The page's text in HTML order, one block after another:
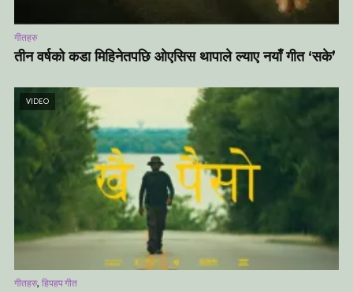
गीतहरु
तीन वर्षको कडा मिहिनेतपछि ओएसिस थापाले ल्याए नयाँ गीत ‘सके’
VIDEO
गीतहरु, हिपहप गीत